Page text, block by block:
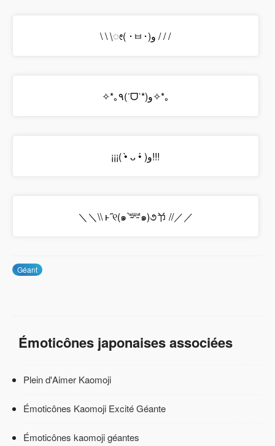
\ \ \ೕ( ･ㅂ･)و / / /
✧*｡٩(ˊᗜˋ*)و✧*｡
¡¡¡( •̀ ᴗ •́ )و!!!
＼＼\\ ⱶ˝୧(๑ ⁼̴̀ᐜ⁼̴́๑)૭兯 //／／
Géant
Émoticônes japonaises associées
Plein d'Aimer Kaomoji
Émoticônes Kaomoji Excité Géante
Émoticônes kaomoji géantes